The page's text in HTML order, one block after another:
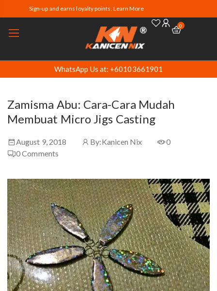
Sign-up and earns loyalty points. Learn More
0
WhatsApp Us at: +60103661901
Zamisma Abu: Cara-Cara Mudah
Membuat Micro Jigs Casting
August 9, 2018 By:Kanicen Nix
0
0Comments